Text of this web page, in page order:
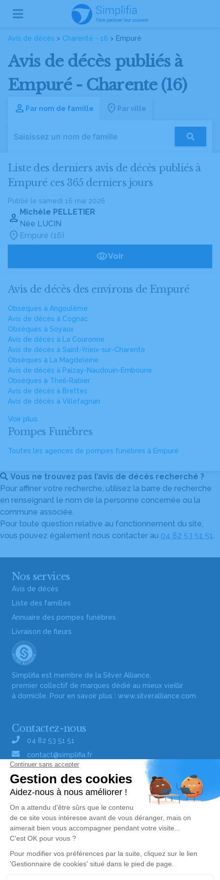
Avis de décès > Charente - 16 > Empuré
Avis de décès publiés à
Empuré - Charente (16)
Par nom de famille Par ville
Liste des derniers avis de décès publiés à
Empuré ces 365 derniers jours
Publié le samedi 16 mai 2026
Michèle PELLETIER
Née LUCIN
Empuré (16)
Voir
Avis de décès des environs de Empuré
Obsèques à Angoulême
Avis de décès à Cognac
Obsèques à Soyaux
Avis de décès à La Couronne
Avis de décès à Saint-Yrieix-sur-Charente
Obsèques à La Magdeleine
Avis de décès à Paizay-Naudouin-Embourie
Obsèques à Theil-Rabier
Avis de décès à Brettes
Avis de décès à Villefagnan
Voir plus
Pompes Funèbres
Toutes les agences de pompes funèbres à Empuré
Vous ne trouvez pas l’avis de décès recherché ?
Pour affiner votre recherche, utilisez la barre de recherche
en renseignant le nom de la personne concernée ou la
commune associée.
Pour toute question relative au fonctionnement du site,
vous pouvez également nous contacter au 04 82 53 51 51.
Nos services
Avis de décès
Liste des familles
Annuaire des pompes funèbres
Livraison de fleurs
Simplifia est membre de la Silver Alliance,
premier collectif de marques dédié au mieux vieillir
à domicile. Pour en savoir plus : www.silveralliance.com
Contactez-nous
04 82 53 51 51
contact@simplifia.fr
Réseaux sociaux
Liens utiles
Publier un avis de décès
Signaler un abus/une erreur